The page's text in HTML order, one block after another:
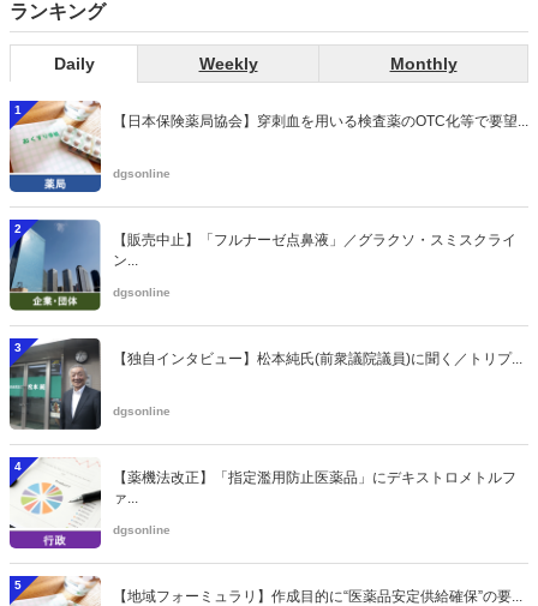
ランキング
Daily Weekly Monthly
1
【日本保険薬局協会】穿刺血を用いる検査薬のOTC化等で要望...
dgsonline
2
【販売中止】「フルナーゼ点鼻液」／グラクソ・スミスクライ
ン...
dgsonline
3
【独自インタビュー】松本純氏(前衆議院議員)に聞く／トリプ...
dgsonline
4
【薬機法改正】「指定濫用防止医薬品」にデキストロメトルフ
ァ...
dgsonline
5
【地域フォーミュラリ】作成目的に“医薬品安定供給確保”の要...